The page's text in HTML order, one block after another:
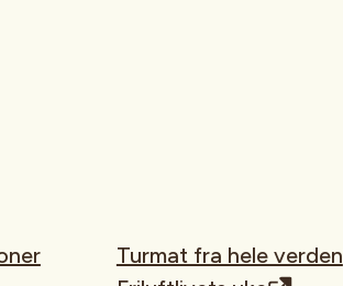
Turmat fra hele verden